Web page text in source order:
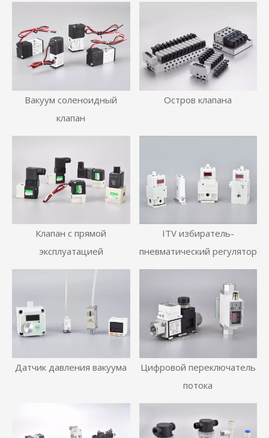
Вакуум соленоидный
клапан
Остров клапана
Клапан с прямой
эксплуатацией
ITV избиратель-
пневматический регулятор
Датчик давления вакуума
Цифровой переключатель
потока